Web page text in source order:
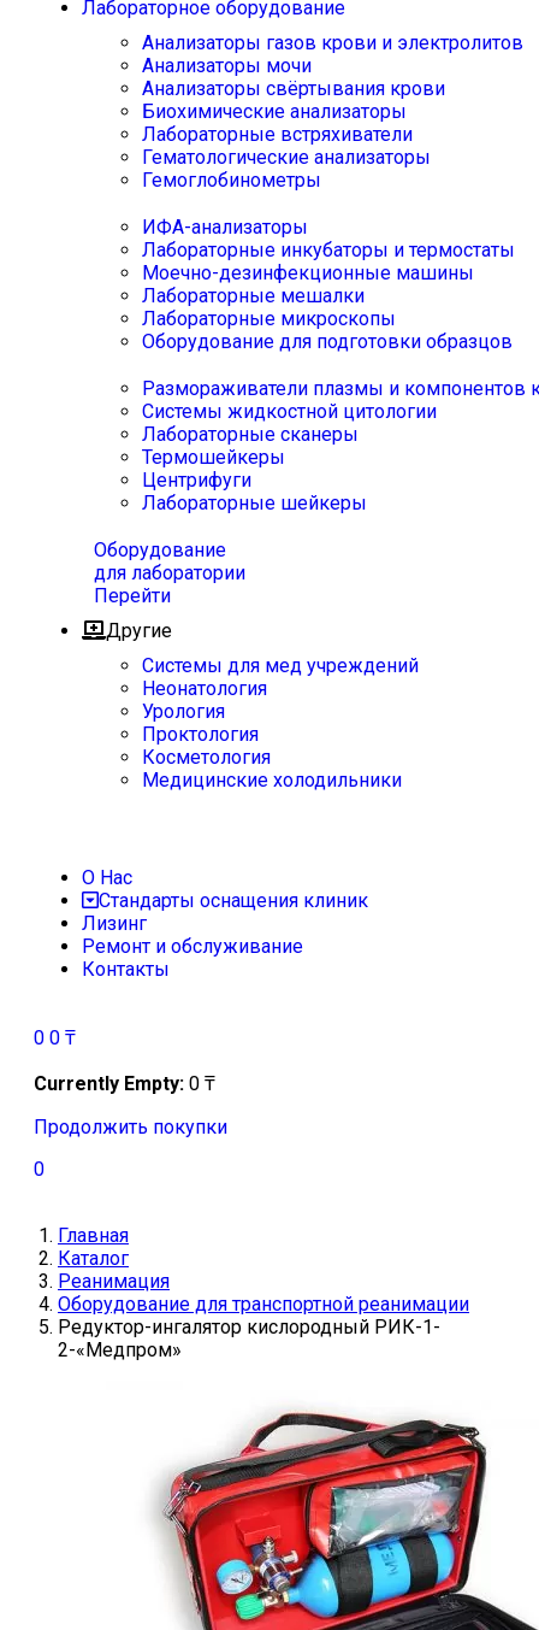
Лабораторное оборудование
Анализаторы газов крови и электролитов
Анализаторы мочи
Анализаторы свёртывания крови
Биохимические анализаторы
Лабораторные встряхиватели
Гематологические анализаторы
Гемоглобинометры
ИФА-анализаторы
Лабораторные инкубаторы и термостаты
Моечно-дезинфекционные машины
Лабораторные мешалки
Лабораторные микроскопы
Оборудование для подготовки образцов
Размораживатели плазмы и компонентов
Системы жидкостной цитологии
Лабораторные сканеры
Термошейкеры
Центрифуги
Лабораторные шейкеры
Оборудование
для лаборатории
Перейти
Другие
Системы для мед учреждений
Неонатология
Урология
Проктология
Косметология
Медицинские холодильники
О Нас
Стандарты оснащения клиник
Лизинг
Ремонт и обслуживание
Контакты
0 0 ₸
Currently Empty: 0 ₸
Продолжить покупки
0
Главная
Каталог
Реанимация
Оборудование для транспортной реанимации
Редуктор-ингалятор кислородный РИК-1-
2-«Медпром»